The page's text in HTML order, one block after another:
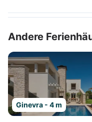
Andere
Ginevra - 4 m